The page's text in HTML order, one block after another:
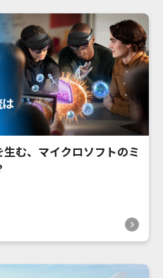
む、マイクロソフトのミ